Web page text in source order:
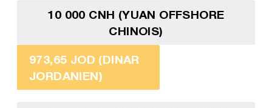
10 000 CNH (YUAN OFFSHORE
CHINOIS)
973,65 JOD (DINAR
JORDANIEN)